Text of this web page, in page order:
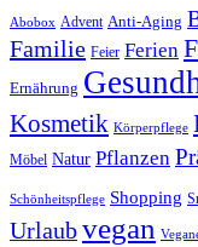
Abobox Advent Anti-Aging
Familie Feier Ferien
Ernährung
Kosmetik Körperpflege
Möbel Natur Pflanzen
Schönheitspflege Shopping
Urlaubvegan